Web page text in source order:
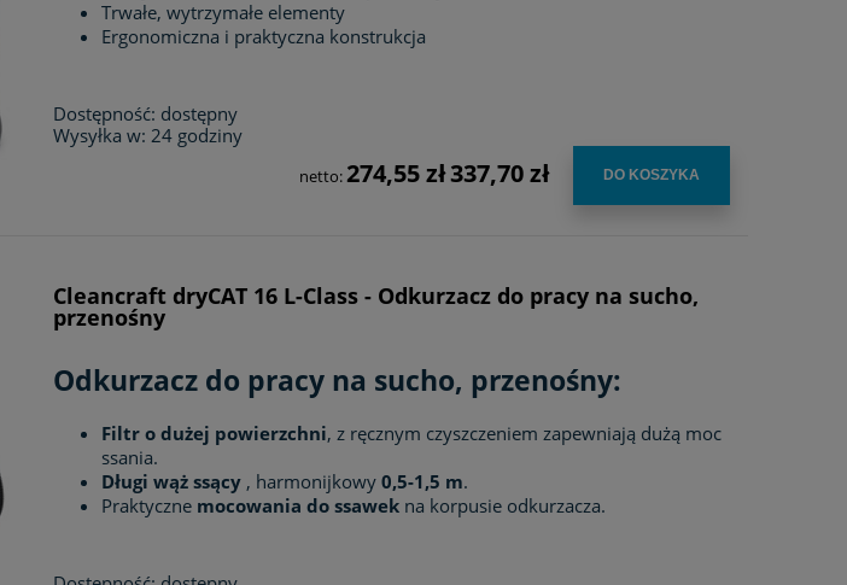
Trwałe, wytrzymałe elementy
Ergonomiczna i praktyczna konstrukcja
Dostępność: dostępny
Wysyłka w: 24 godziny
netto:274,55 zł337,70 zł DO KOSZYKA
Cleancraft dryCAT 16 L-Class - Odkurzacz do pracy na sucho,
przenośny
Odkurzacz do pracy na sucho, przenośny:
Filtr o dużej powierzchni, z ręcznym czyszczeniem zapewniają dużą moc
ssania.
Długi wąż ssący , harmonijkowy0,5-1,5 m.
Praktyczne mocowania do ssawek na korpusie odkurzacza.